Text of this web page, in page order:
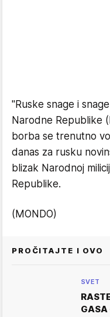
"Ruske snage i
Narodne Republike
borba se trenutno
danas za rusku
blizak Narodnoj
Republike.
(MONDO)
PROČITAJTE I OVO
SVET
GASA